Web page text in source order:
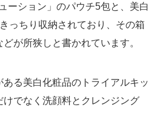
ーション」のパウチ5包と、美白
っちり収納されており、その箱
が所狭しと書かれています。
る美白化粧品のトライアルキッ
けでなく洗顔料とクレンジング